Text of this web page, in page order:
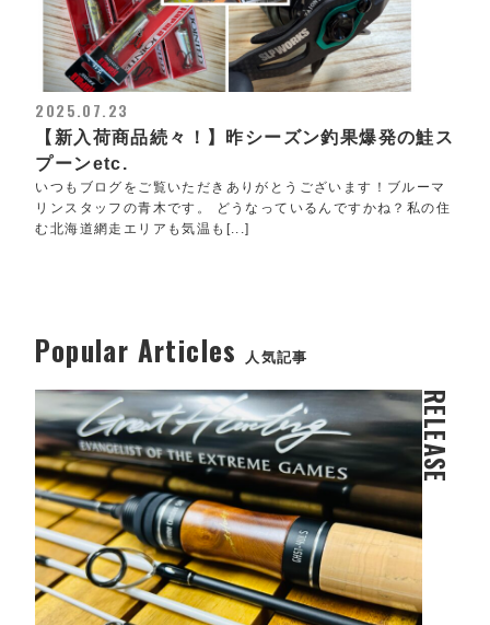
2025.07.23
【新入荷商品続々！】昨シーズン釣果爆発の鮭ス
プーンetc.
いつもブログをご覧いただきありがとうございます！ブルーマ
リンスタッフの青木です。 どうなっているんですかね？私の住
む北海道網走エリアも気温も[...]
Popular Articles 人気記事
RELEASE